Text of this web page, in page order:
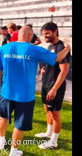
2
απέναντι